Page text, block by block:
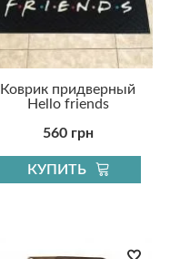
Коврик придверный
Hello friends
560 грн
КУПИТЬ